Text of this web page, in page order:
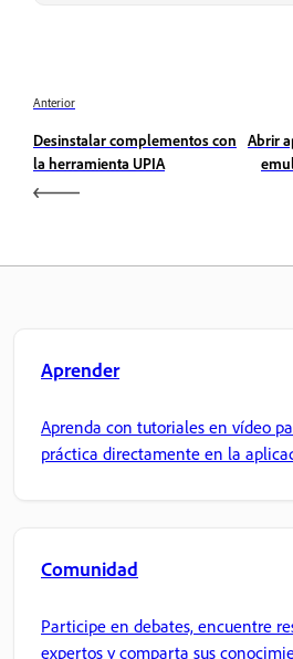
Anterior
Desinstalar complementos con
la herramienta UPIA
Abrir
Aprender
Aprenda con tutoriales en vídeo
práctica directamente en la
Comunidad
Participe en debates, encuentre
expertos y comparta sus